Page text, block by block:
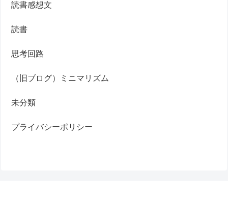
読書感想文
読書
思考回路
（旧ブログ）ミニマリズム
未分類
プライバシーポリシー